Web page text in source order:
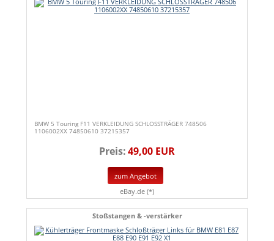
BMW 5 Touring F11 VERKLEIDUNG SCHLOSSTRÄGER 748506
1106002XX 74850610 37215357
Preis:49,00 EUR
zum Angebot
eBay.de (*)
Stoßstangen & -verstärker